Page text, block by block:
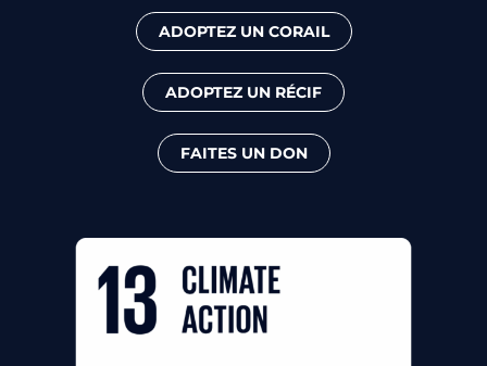
ADOPTEZ UN CORAIL
ADOPTEZ UN RÉCIF
FAITES UN DON